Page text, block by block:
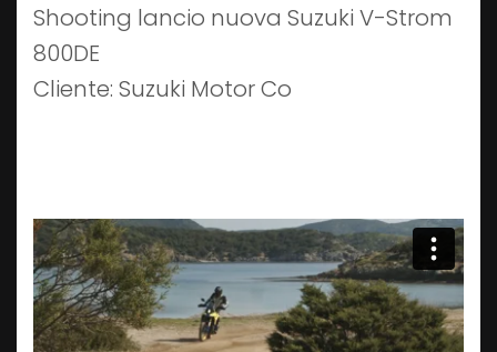
Shooting lancio nuova Suzuki V-Strom
800DE
Cliente: Suzuki Motor Co